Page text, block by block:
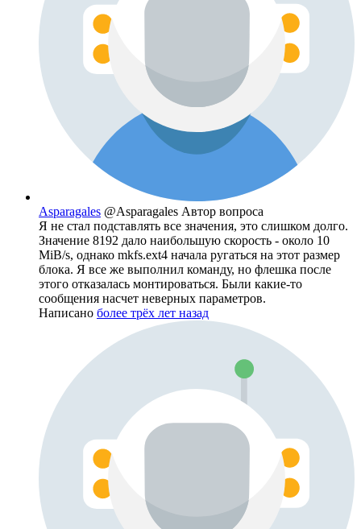
Asparagales @Asparagales Автор вопроса
Я не стал подставлять все значения, это слишком долго.
Значение 8192 дало наибольшую скорость - около 10
MiB/s, однако mkfs.ext4 начала ругаться на этот размер
блока. Я все же выполнил команду, но флешка после
этого отказалась монтироваться. Были какие-то
сообщения насчет неверных параметров.
Написано более трёх лет назад